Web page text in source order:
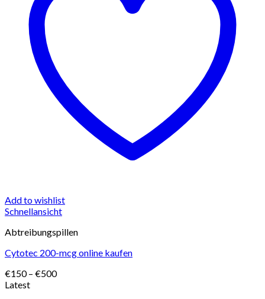
Add to wishlist
Schnellansicht
Abtreibungspillen
Cytotec 200-mcg online kaufen
€150 – €500Preisspanne:
Latest